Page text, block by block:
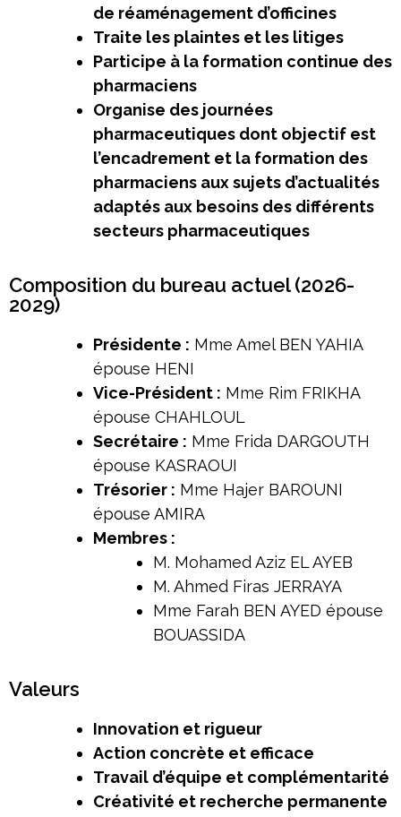
de réaménagement d’officines
Traite les plaintes et les litiges
Participe à la formation continue des
pharmaciens
Organise des journées
pharmaceutiques dont objectif est
l’encadrement et la formation des
pharmaciens aux sujets d’actualités
adaptés aux besoins des différents
secteurs pharmaceutiques
Composition du bureau actuel (2026-
2029)
Présidente : Mme Amel BEN YAHIA
épouse HENI
Vice-Président : Mme Rim FRIKHA
épouse CHAHLOUL
Secrétaire : Mme Frida DARGOUTH
épouse KASRAOUI
Trésorier : Mme Hajer BAROUNI
épouse AMIRA
Membres :
M. Mohamed Aziz EL AYEB
M. Ahmed Firas JERRAYA
Mme Farah BEN AYED épouse
BOUASSIDA
Valeurs
Innovation et rigueur
Action concrète et efficace
Travail d’équipe et complémentarité
Créativité et recherche permanente